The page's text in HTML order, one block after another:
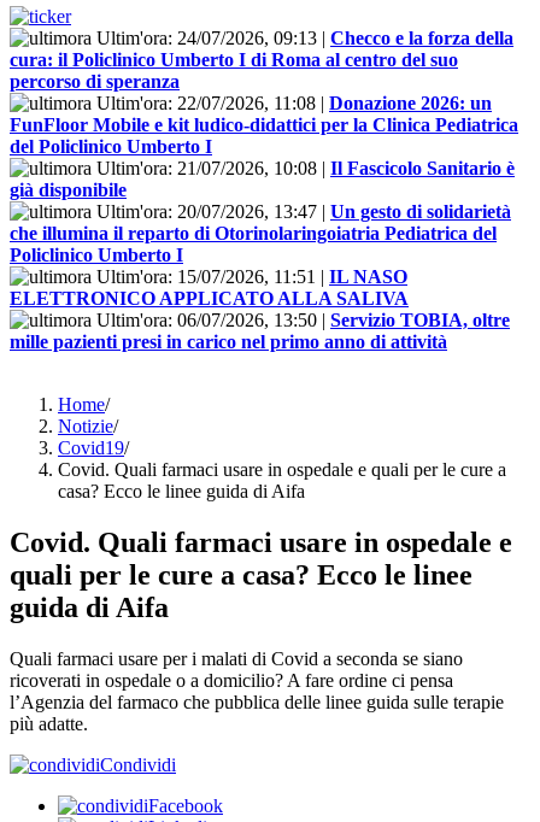
Ultim'ora: 24/07/2026, 09:13 | Checco e la forza della
cura: il Policlinico Umberto I di Roma al centro del suo
percorso di speranza
Ultim'ora: 22/07/2026, 11:08 | Donazione 2026: un
FunFloor Mobile e kit ludico-didattici per la Clinica Pediatrica
del Policlinico Umberto I
Ultim'ora: 21/07/2026, 10:08 | Il Fascicolo Sanitario è
già disponibile
Ultim'ora: 20/07/2026, 13:47 | Un gesto di solidarietà
che illumina il reparto di Otorinolaringoiatria Pediatrica del
Policlinico Umberto I
Ultim'ora: 15/07/2026, 11:51 | IL NASO
ELETTRONICO APPLICATO ALLA SALIVA
Ultim'ora: 06/07/2026, 13:50 | Servizio TOBIA, oltre
mille pazienti presi in carico nel primo anno di attività
Home/
Notizie/
Covid19/
Covid. Quali farmaci usare in ospedale e quali per le cure a
casa? Ecco le linee guida di Aifa
Covid. Quali farmaci usare in ospedale e
quali per le cure a casa? Ecco le linee
guida di Aifa
Quali farmaci usare per i malati di Covid a seconda se siano
ricoverati in ospedale o a domicilio? A fare ordine ci pensa
l’Agenzia del farmaco che pubblica delle linee guida sulle terapie
più adatte.
Condividi
Facebook